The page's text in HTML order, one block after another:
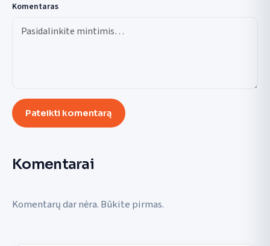
Komentaras
Pateikti komentarą
Komentarai
Komentarų dar nėra. Būkite pirmas.